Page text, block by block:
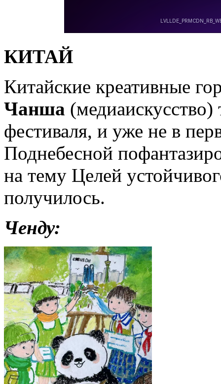
КИТАЙ
Китайские креативные
Чанша
фестиваля, и уже не в
Поднебесной
на тему Целей
получилось.
Ченду: